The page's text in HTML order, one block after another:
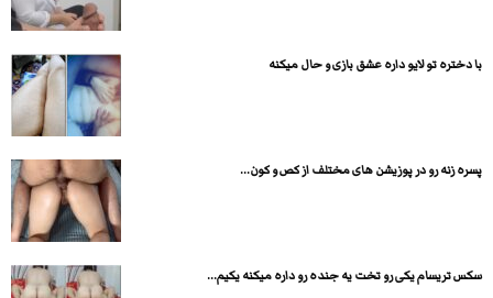
با دختره تو لایو داره عشق بازی و حال میکنه
پسره زنه رو در پوزیشن های مختلف از کص و کون...
سکس تریسام یکی رو تخت یه جنده رو داره میکنه یکیم...